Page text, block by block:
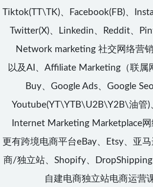
Tiktok(TT\TK)、Facebook(FB)、
Twitter(X)、Linkedin、Reddit、
Network marketing 社交网络营销
以及AI、Affiliate Marketing（联属
Buy、Google Ads、Google
Youtube(YT\YTB\U2B\Y2B\油管)
Internet Marketing Marketplace网
更有跨境电商平台eBay、Etsy、亚
商/独立站、Shopify、
自建电商独立站电商运营